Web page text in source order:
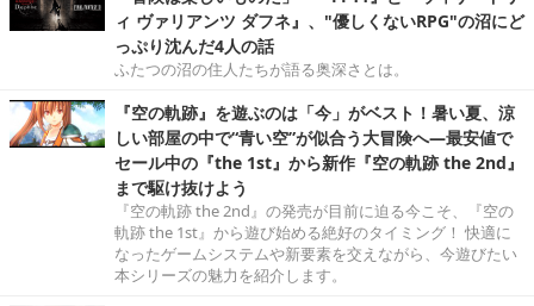
ィ ヴァリアンツ ダフネ』、"優しくないRPG"の沼にど
っぷり沈んだ4人の話
ふたつの沼の住人たちが語る奥深さとは。
『空の軌跡』を遊ぶのは「今」がベスト！暑い夏、涼
しい部屋の中で“青い空”が似合う大冒険へ―最安値で
セール中の『the 1st』から新作『空の軌跡 the 2nd』
まで駆け抜けよう
『空の軌跡 the 2nd』の発売が目前に迫る今こそ、『空の
軌跡 the 1st』から遊び始める絶好のタイミング！ 快適に
なったゲームシステムや新要素を交えながら、今遊びたい
本シリーズの魅力を紹介します。